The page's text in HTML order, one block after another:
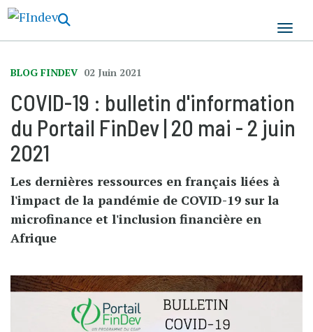
BLOG FINDEV 02 Juin 2021
COVID-19 : bulletin d'information
du Portail FinDev | 20 mai - 2 juin
2021
Les dernières ressources en français liées à
l'impact de la pandémie de COVID-19 sur la
microfinance et l'inclusion financière en
Afrique